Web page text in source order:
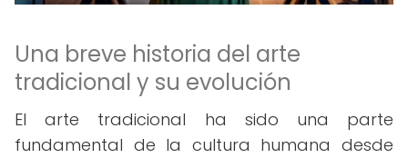
Una breve historia del arte
tradicional y su evolución
El arte tradicional ha sido una parte
fundamental de la cultura humana desde